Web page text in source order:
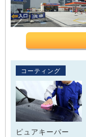
コーティング
ピュアキーパー